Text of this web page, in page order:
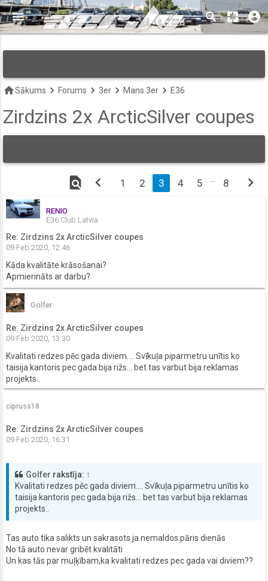
keyboard_arrow_down
menu search pages account_circle
homeSākums keyboard_arrow_right Forums keyboard_arrow_right 3er keyboard_arrow_right Mans 3er keyboard_arrow_right E36
Zirdzins 2x ArcticSilver coupes
find_in_page chevron_left 1 2 3 4 5 8 chevron_right
RENIO
E36 Club Latvia
Re: Zirdzins 2x ArcticSilver coupes
09 Feb 2020, 12:46
Kāda kvalitāte krāsošanai?
Apmierināts ar darbu?
Golfer
Re: Zirdzins 2x ArcticSilver coupes
09 Feb 2020, 13:30
Kvalitati redzes pēc gada diviem.... Svīkuļa piparmetru unītis ko
taisija kantoris pec gada bija rižs... bet tas varbut bija reklamas
projekts..
cipruss18
Re: Zirdzins 2x ArcticSilver coupes
09 Feb 2020, 16:31
Golfer rakstīja: ↑
Kvalitati redzes pēc gada diviem.... Svīkuļa piparmetru unītis ko
taisija kantoris pec gada bija rižs... bet tas varbut bija reklamas
projekts..
Tas auto tika salikts un sakrasots ja nemaldos pāris dienās
No tā auto nevar gribēt kvalitāti
Un kas tās par muļķībam,ka kvalitati redzes pec gada vai diviem??